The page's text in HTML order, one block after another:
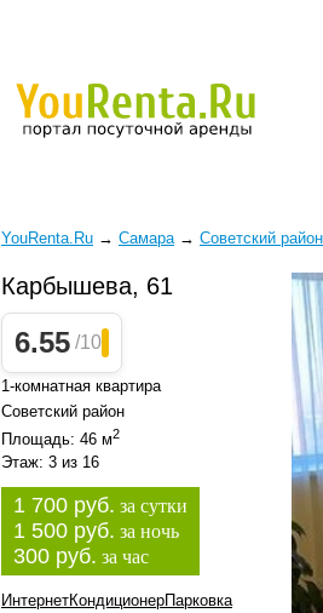
YouRenta.Ru → Самара → Советский район
Карбышева, 61
6.55 /10
1-комнатная квартира
Советский район
Площадь: 46 м2
Этаж: 3 из 16
1 700 руб. за сутки
1 500 руб. за ночь
300 руб. за час
ИнтернетКондиционерПарковка